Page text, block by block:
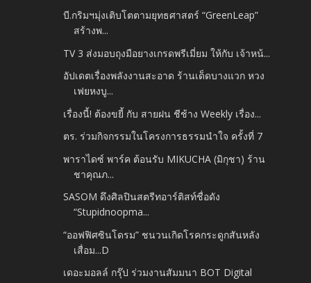
บี.กริมฯมุ่งเติบโตตามยุทธศาสตร์ “GreenLeap”
สร้างพ...
TV 3 ส่งมอบถุงมือยางเกรดพรีเมี่ยม ให้กับ เจ้าหน้...
อัปเดตเรื่องพลังงานสะอาด ร้านเด็ดบางแวก หวง
เฟยหงบู...
เรื่องนี้! ต้องขยี้ กับ สายฝน ชีช้าง Weekly เรื่อง...
ตร. ร่วมกิจกรรมในโครงการธรรมนำใจ ครั้งที่ 7
พาราไดซ์ พาร์ค ต้อนรับ MIKUCHA (มิกุชา) ร้าน
ชาคุณภ...
SASOM ดึงศิลปินสตรีทอาร์ติสท์ชื่อดัง
“Stupidnoopma...
“ออฟฟิศซินโดรม” ชนวนเกิดโรคกระดูกสันหลัง
เสื่อม...D
เดอะมอลล์ กรุ๊ป ร่วมงานสัมมนา BOT Digital